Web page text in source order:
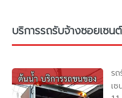
บริการรถรับจ้างซอยเซน
ร
เ